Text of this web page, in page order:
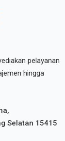
pelayanan
hingga
Selatan 15415